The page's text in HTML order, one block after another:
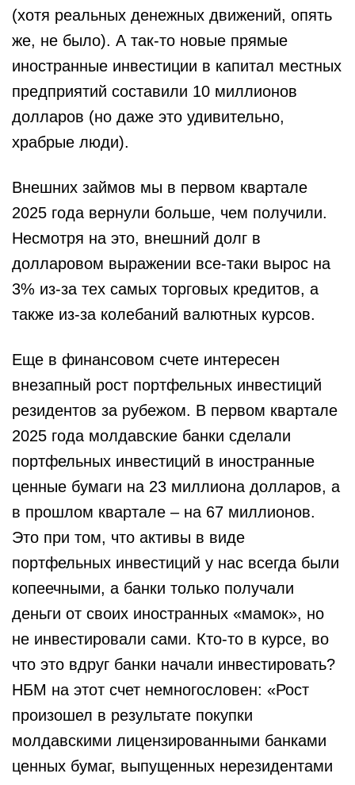
(хотя реальных денежных движений, опять
же, не было). А так-то новые прямые
иностранные инвестиции в капитал местных
предприятий составили 10 миллионов
долларов (но даже это удивительно,
храбрые люди).
Внешних займов мы в первом квартале
2025 года вернули больше, чем получили.
Несмотря на это, внешний долг в
долларовом выражении все-таки вырос на
3% из-за тех самых торговых кредитов, а
также из-за колебаний валютных курсов.
Еще в финансовом счете интересен
внезапный рост портфельных инвестиций
резидентов за рубежом. В первом квартале
2025 года молдавские банки сделали
портфельных инвестиций в иностранные
ценные бумаги на 23 миллиона долларов, а
в прошлом квартале – на 67 миллионов.
Это при том, что активы в виде
портфельных инвестиций у нас всегда были
копеечными, а банки только получали
деньги от своих иностранных «мамок», но
не инвестировали сами. Кто-то в курсе, во
что это вдруг банки начали инвестировать?
НБМ на этот счет немногословен: «Рост
произошел в результате покупки
молдавскими лицензированными банками
ценных бумаг, выпущенных нерезидентами